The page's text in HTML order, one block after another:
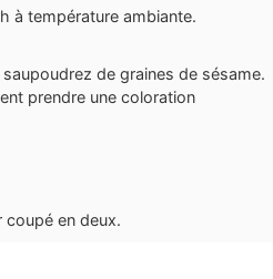
à température ambiante.
de graines de sésame.
prendre une coloration
en deux.